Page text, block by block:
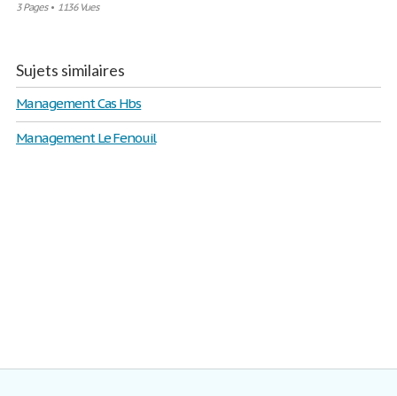
3 Pages• 1136 Vues
Sujets similaires
Management Cas Hbs
Management Le Fenouil